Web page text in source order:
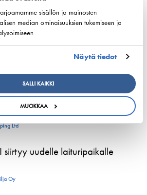
sisällön ja mainosten
median ominaisuuksien tukemiseen ja
Näytä tiedot
SALLI KAIKKI
MUOKKAA
tuottaa jäänmurtopalveluita
alueella – Valtonen: Loistava…
to form an independent,
Ltd
siirtyy uudelle laituripaikalle
Oy